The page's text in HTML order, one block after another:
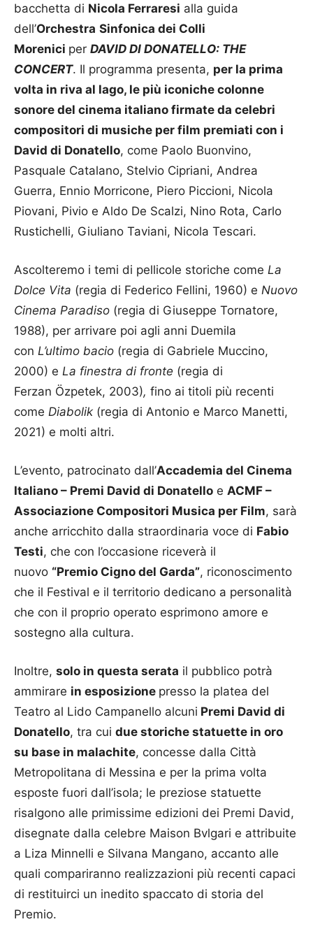
bacchetta di Nicola Ferraresi alla guida
dell’Orchestra Sinfonica dei Colli
Morenici per DAVID DI DONATELLO: THE
CONCERT. Il programma presenta, per la prima
volta in riva al lago, le più iconiche colonne
sonore del cinema italiano firmate da celebri
compositori di musiche per film premiati con i
David di Donatello, come Paolo Buonvino,
Pasquale Catalano, Stelvio Cipriani, Andrea
Guerra, Ennio Morricone, Piero Piccioni, Nicola
Piovani, Pivio e Aldo De Scalzi, Nino Rota, Carlo
Rustichelli, Giuliano Taviani, Nicola Tescari.
Ascolteremo i temi di pellicole storiche come La
Dolce Vita (regia di Federico Fellini, 1960) e Nuovo
Cinema Paradiso (regia di Giuseppe Tornatore,
1988), per arrivare poi agli anni Duemila
con L’ultimo bacio (regia di Gabriele Muccino,
2000) e La finestra di fronte (regia di
Ferzan Özpetek, 2003), fino ai titoli più recenti
come Diabolik (regia di Antonio e Marco Manetti,
2021) e molti altri.
L’evento, patrocinato dall’Accademia del Cinema
Italiano – Premi David di Donatello e ACMF –
Associazione Compositori Musica per Film, sarà
anche arricchito dalla straordinaria voce di Fabio
Testi, che con l’occasione riceverà il
nuovo “Premio Cigno del Garda”, riconoscimento
che il Festival e il territorio dedicano a personalità
che con il proprio operato esprimono amore e
sostegno alla cultura.
Inoltre, solo in questa serata il pubblico potrà
ammirare in esposizione presso la platea del
Teatro al Lido Campanello alcuni Premi David di
Donatello, tra cui due storiche statuette in oro
su base in malachite, concesse dalla Città
Metropolitana di Messina e per la prima volta
esposte fuori dall’isola; le preziose statuette
risalgono alle primissime edizioni dei Premi David,
disegnate dalla celebre Maison Bvlgari e attribuite
a Liza Minnelli e Silvana Mangano, accanto alle
quali compariranno realizzazioni più recenti capaci
di restituirci un inedito spaccato di storia del
Premio.